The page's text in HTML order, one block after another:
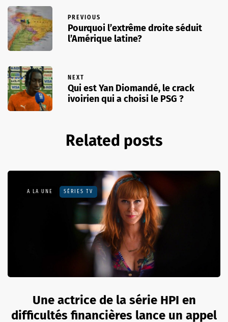
PREVIOUS
Pourquoi l’extrême droite séduit
l’Amérique latine?
NEXT
Qui est Yan Diomandé, le crack
ivoirien qui a choisi le PSG ?
Related posts
A LA UNE SÉRIES TV
Une actrice de la série HPI en
difficultés financières lance un appel